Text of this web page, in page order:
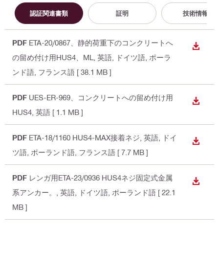
認証関連書類 証明 技術情報
PDF ETA-20/0867、静的荷重下のコンクリートへ
の留め付け用HUS4、ML , 英語, ドイツ語, ポーラ
ンド語, フランス語 [ 38.1 MB ]
ダウン
PDF UES-ER-969、コンクリートへの留め付け用
HUS4 , 英語 [ 1.1 MB ]
ダウン
PDF ETA-18/1160 HUS4-MAX接着ネジ , 英語, ドイ
ツ語, ポーランド語, フランス語 [ 7.7 MB ]
ダウン
PDF レンガ用ETA-23/0936 HUS4ネジ固定式金属
系アンカー。
, 英語, ドイツ語, ポーランド語 [ 22.1
MB ]
ダウン